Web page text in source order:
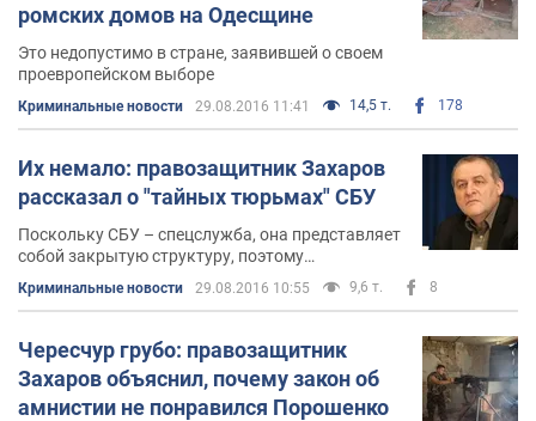
ромских домов на Одесщине
Это недопустимо в стране, заявившей о своем
проевропейском выборе
Криминальные новости 29.08.2016 11:41 14,5 т. 178
Их немало: правозащитник Захаров
рассказал о "тайных тюрьмах" СБУ
Поскольку СБУ – спецслужба, она представляет
собой закрытую структуру, поэтому
легализация подобных мест предварительного
заключения нецелесообразна
Криминальные новости 29.08.2016 10:55 9,6 т. 8
Чересчур грубо: правозащитник
Захаров объяснил, почему закон об
амнистии не понравился Порошенко